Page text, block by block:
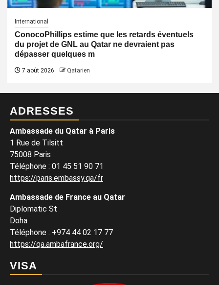
International
ConocoPhillips estime que les retards éventuels
du projet de GNL au Qatar ne devraient pas
dépasser quelques m
7 août 2026 Qatarien
ADRESSES
Ambassade du Qatar à Paris
1 Rue de Tilsitt
75008 Paris
Téléphone : 01 45 51 90 71
https://paris.embassy.qa/fr
Ambassade de France au Qatar
Diplomatic St
Doha
Téléphone : +974 44 02 17 77
https://qa.ambafrance.org/
VISA